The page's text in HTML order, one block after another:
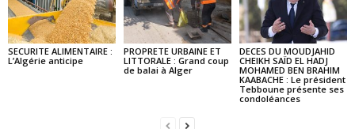
SECURITE ALIMENTAIRE :
L’Algérie anticipe
PROPRETE URBAINE ET
LITTORALE : Grand coup
de balai à Alger
DECES DU MOUDJAHID
CHEIKH SAÏD EL HADJ
MOHAMED BEN BRAHIM
KAABACHE : Le président
Tebboune présente ses
condoléances